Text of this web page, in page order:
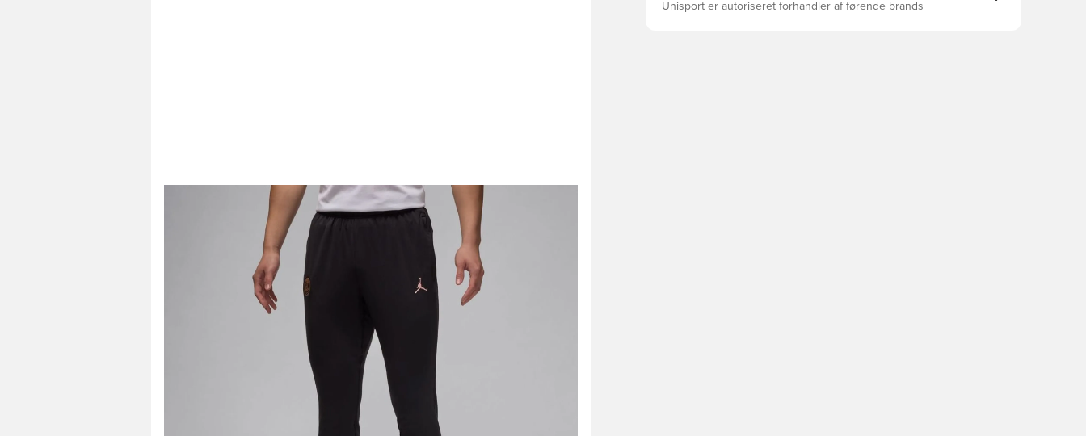
Unisport er autoriseret forhandler af førende brands